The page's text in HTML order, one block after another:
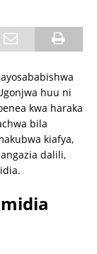
huu ni
kwa haraka
bila
kiafya,
dalili,